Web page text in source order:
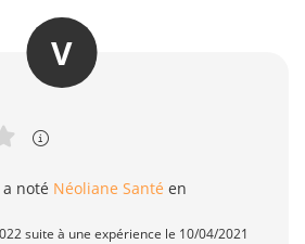
V
a noté Néoliane Santé en
suite à une expérience le 10/04/2021